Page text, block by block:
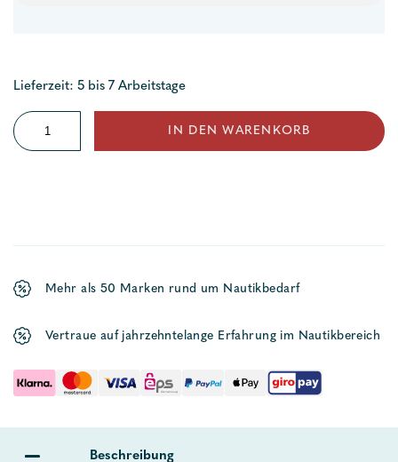
Lieferzeit: 5 bis 7 Arbeitstage
Ratschblock
Menge
IN DEN WARENKORB
Mehr als 50 Marken rund um Nautikbedarf
Vertraue auf jahrzehntelange Erfahrung im Nautikbereich
Beschreibung